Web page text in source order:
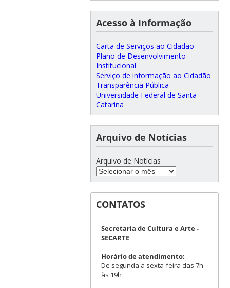
Acesso à Informação
Carta de Serviços ao Cidadão
Plano de Desenvolvimento
Institucional
Serviço de informação ao Cidadão
Transparência Pública
Universidade Federal de Santa
Catarina
Arquivo de Notícias
Arquivo de Notícias
CONTATOS
Secretaria de Cultura e Arte -
SECARTE
Horário de atendimento:
De segunda a sexta-feira das 7h
às 19h